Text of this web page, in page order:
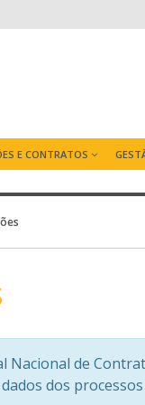
E CONTRATOS
Nacional de
dos